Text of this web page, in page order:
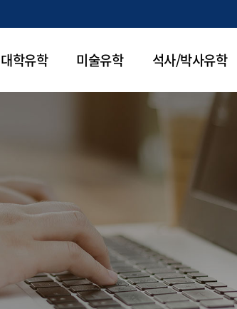
대학유학 미술유학 석사/박사유학